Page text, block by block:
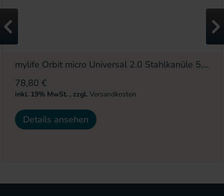
mylife Orbit micro Universal 2.0 Stahlkanüle 5,5 mm 10 Stück
78,80 €
inkl. 19% MwSt. , zzgl. Versandkosten
Details ansehen